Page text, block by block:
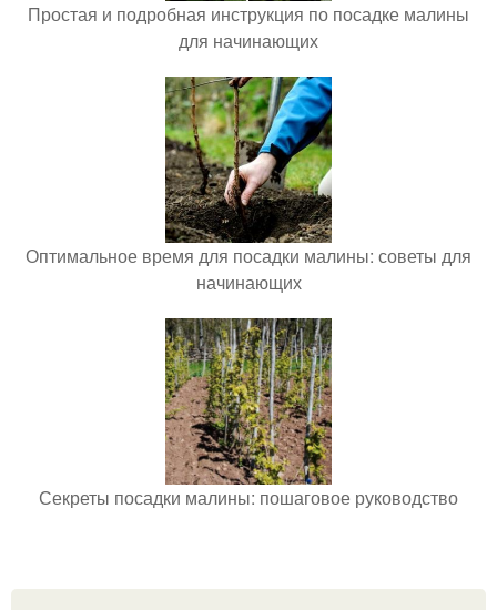
Простая и подробная инструкция по посадке малины
для начинающих
Оптимальное время для посадки малины: советы для
начинающих
Секреты посадки малины: пошаговое руководство